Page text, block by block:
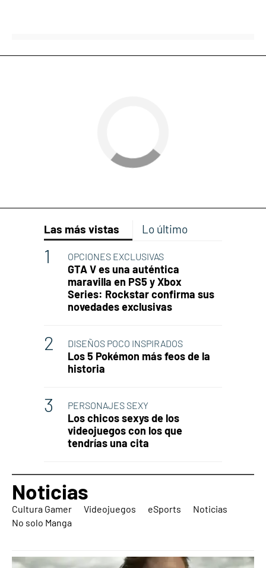
Las más vistas Lo último
OPCIONES EXCLUSIVAS
GTA V es una auténtica
maravilla en PS5 y Xbox
Series: Rockstar confirma sus
novedades exclusivas
DISEÑOS POCO INSPIRADOS
Los 5 Pokémon más feos de la
historia
PERSONAJES SEXY
Los chicos sexys de los
videojuegos con los que
tendrías una cita
Noticias
Cultura Gamer Videojuegos eSports
Noticias
No solo Manga